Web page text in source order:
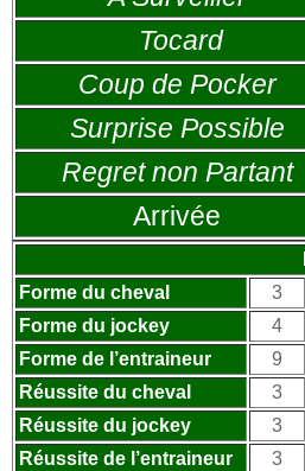
Tocard
Coup de Pocker
Surprise Possible
Regret non Partant
Arrivée
Forme du cheval
3
Forme du jockey
4
Forme de l’entraineur
9
Réussite du cheval
3
Réussite du jockey
3
Réussite de l’entraineur
3